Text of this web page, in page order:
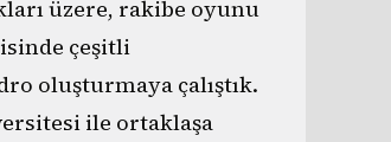
üzere, rakibe oyunu
çeşitli
oluşturmaya çalıştık.
ile ortaklaşa